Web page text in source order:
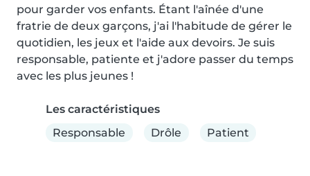
pour garder vos enfants. Étant l'aînée d'une
fratrie de deux garçons, j'ai l'habitude de gérer le
quotidien, les jeux et l'aide aux devoirs. Je suis
responsable, patiente et j'adore passer du temps
avec les plus jeunes !
Les caractéristiques
Responsable
Drôle Patient